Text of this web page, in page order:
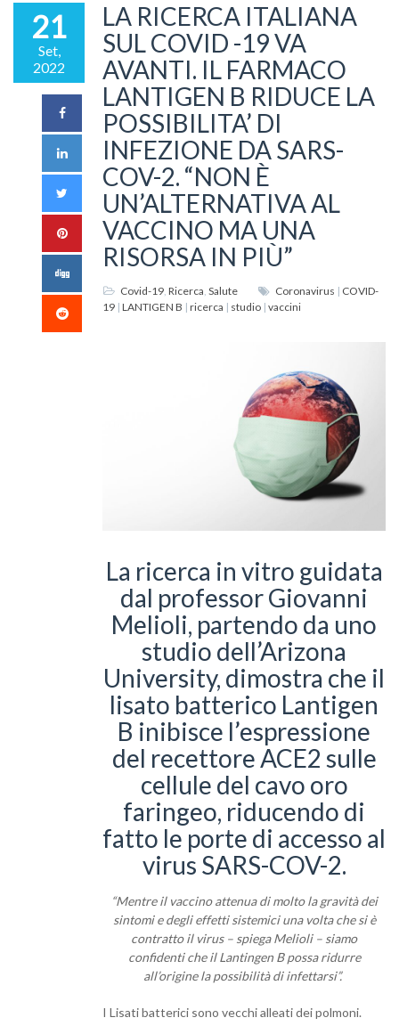
21
Set,
2022
LA RICERCA ITALIANA
SUL COVID -19 VA
AVANTI. IL FARMACO
LANTIGEN B RIDUCE LA
POSSIBILITA’ DI
INFEZIONE DA SARS-
COV-2. “NON È
UN’ALTERNATIVA AL
VACCINO MA UNA
RISORSA IN PIÙ”
Covid-19, Ricerca, Salute Coronavirus | COVID-
19 | LANTIGEN B | ricerca | studio | vaccini
La ricerca in vitro guidata
dal professor Giovanni
Melioli, partendo da uno
studio dell’Arizona
University, dimostra che il
lisato batterico Lantigen
B inibisce l’espressione
del recettore ACE2 sulle
cellule del cavo oro
faringeo, riducendo di
fatto le porte di accesso al
virus SARS-COV-2.
“Mentre il vaccino attenua di molto la gravità dei
sintomi e degli effetti sistemici una volta che si è
contratto il virus – spiega Melioli – siamo
confidenti che il Lantingen B possa ridurre
all’origine la possibilità di infettarsi”.
I Lisati batterici sono vecchi alleati dei polmoni.